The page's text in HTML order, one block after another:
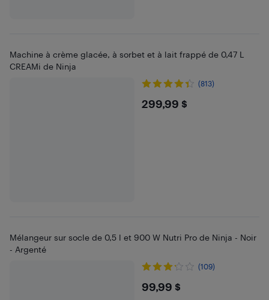
Machine à crème glacée, à sorbet et à lait frappé de 0,47 L
CREAMi de Ninja
(813)
$299.99
299,99 $
Mélangeur sur socle de 0,5 l et 900 W Nutri Pro de Ninja - Noir
- Argenté
(109)
$99.99
99,99 $